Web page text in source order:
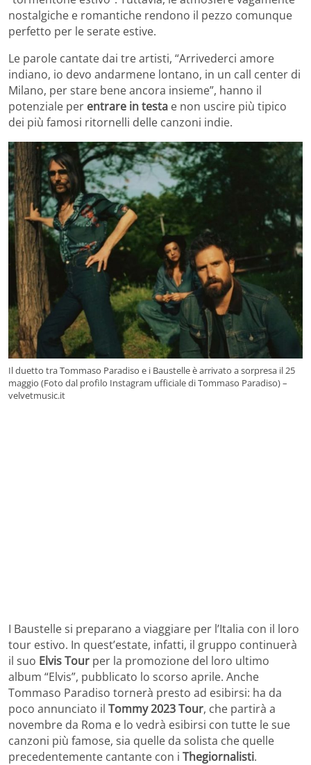
nostalgiche e romantiche rendono il pezzo comunque
perfetto per le serate estive.
Le parole cantate dai tre artisti, “Arrivederci amore
indiano, io devo andarmene lontano, in un call center di
Milano, per stare bene ancora insieme”, hanno il
potenziale per entrare in testa e non uscire più tipico
dei più famosi ritornelli delle canzoni indie.
Il duetto tra Tommaso Paradiso e i Baustelle è arrivato a sorpresa il 25
maggio (Foto dal profilo Instagram ufficiale di Tommaso Paradiso) –
velvetmusic.it
I Baustelle si preparano a viaggiare per l’Italia con il loro
tour estivo. In quest’estate, infatti, il gruppo continuerà
il suo Elvis Tour per la promozione del loro ultimo
album “Elvis”, pubblicato lo scorso aprile. Anche
Tommaso Paradiso tornerà presto ad esibirsi: ha da
poco annunciato il Tommy 2023 Tour, che partirà a
novembre da Roma e lo vedrà esibirsi con tutte le sue
canzoni più famose, sia quelle da solista che quelle
precedentemente cantante con i Thegiornalisti.